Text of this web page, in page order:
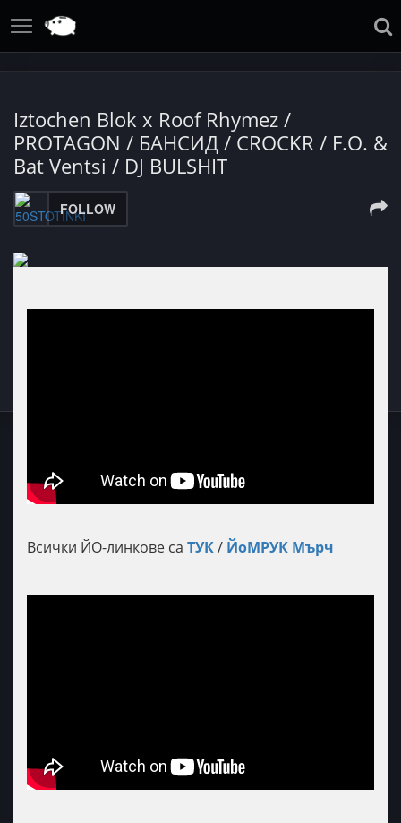
Iztochen Blok x Roof Rhymez /
PROTAGON / БАНСИД / CROCKR / F.O. &
Bat Ventsi / DJ BULSHIT
FOLLOW
Всички ЙО-линкове са ТУК/ ЙоМРУК Мърч